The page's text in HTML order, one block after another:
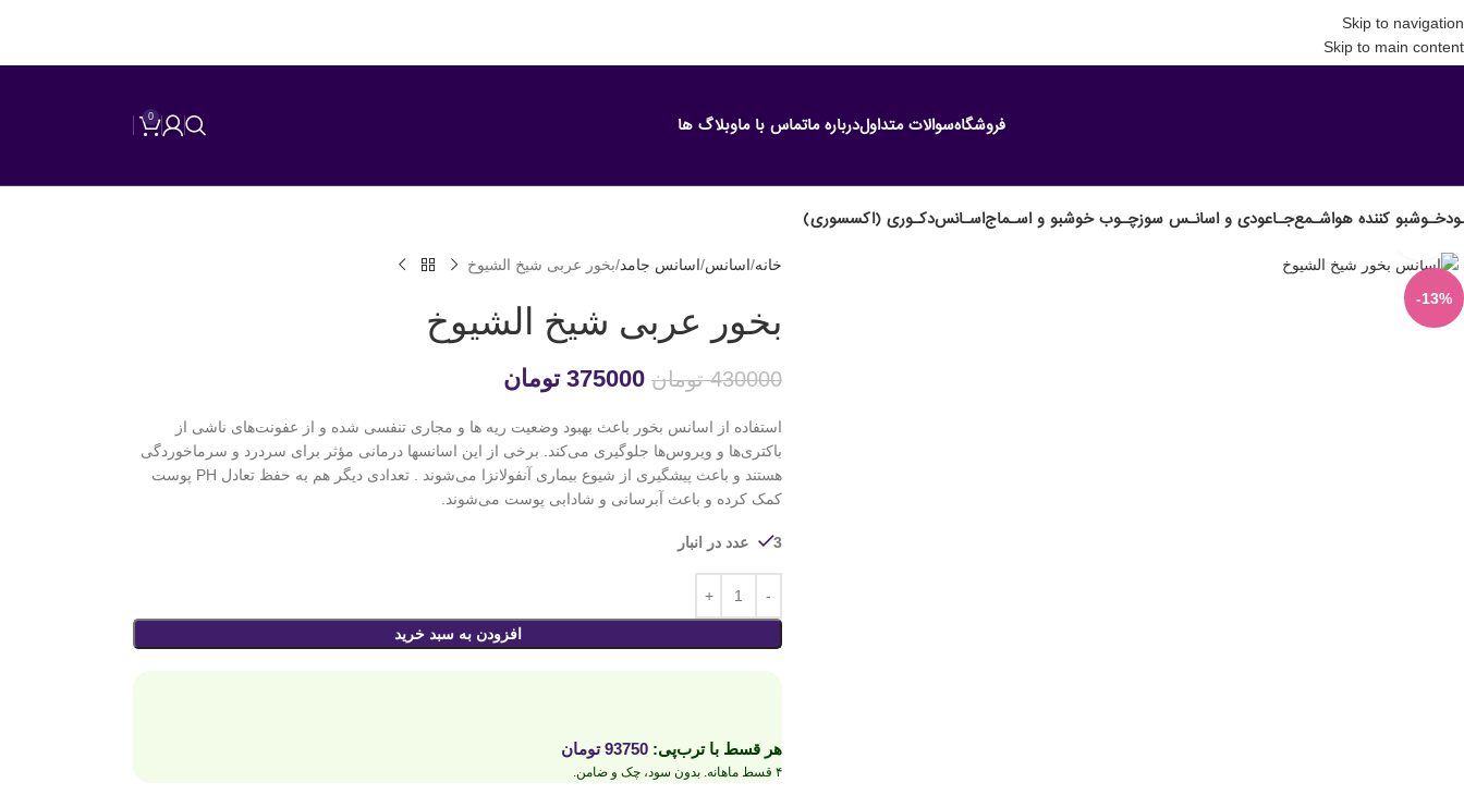
Skip to navigation
Skip to main content
فروشگاهسوالات متداولدرباره ماتماس با ماوبلاگ ها 0
خـوشبو کننده هواشـمعجـاعودی و اسانـس سوزچـوب خوشبو و اسـماجاسـانسدکـوری (اکسسوری)
-13%
برای بزرگنمایی کلیک کنید
خانه اسانس اسانس جامد بخور عربی شیخ الشیوخ
بخور عربی شیخ الشیوخ
430000 تومان 375000 تومان
استفاده از اسانس بخور باعث بهبود وضعیت ریه ها و مجاری تنفسی شده و از عفونت‌های ناشی از
باکتری‌ها و ویروس‌ها جلوگیری می‌کند. برخی از این اسانسها درمانی مؤثر برای سردرد و سرماخوردگی
هستند و باعث پیشگیری از شیوع بیماری آنفولانزا می‌شوند . تعدادی دیگر هم به حفظ تعادل PH پوست
کمک کرده و باعث آبرسانی و شادابی پوست می‌شوند.
3 عدد در انبار
افزودن به سبد خرید
هر قسط با ترب‌پی: 93750 تومان
۴ قسط ماهانه. بدون سود، چک و ضامن.